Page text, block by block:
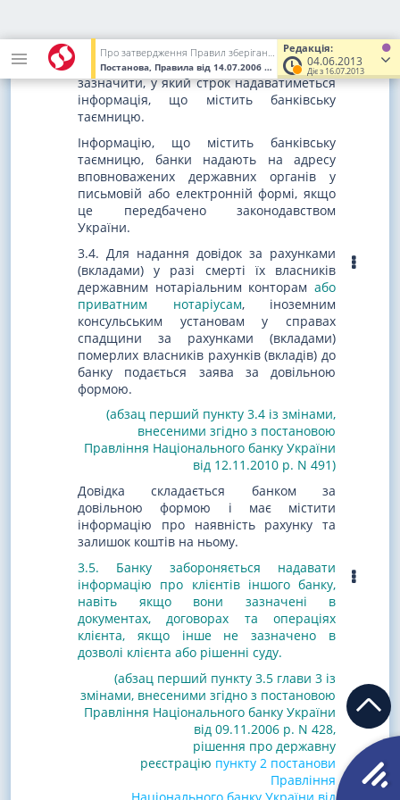
Редакція:
04.06.2013
Діє з 16.07.2013
Про затвердження Правил зберігання, захисту, використання та розкриття банківської таємниці
Постанова, Правила від 14.07.2006 № 267 (Увага! Попередня
державний орган, що звернувся з
вимогою про надання інформації, та
зазначити, у який строк надаватиметься
інформація, що містить банківську
таємницю.
Інформацію, що містить банківську
таємницю, банки надають на адресу
вповноважених державних органів у
письмовій або електронній формі, якщо
це передбачено законодавством
України.
3.4. Для надання довідок за рахунками
(вкладами) у разі смерті їх власників
державним нотаріальним конторам або
приватним нотаріусам, іноземним
консульським установам у справах
спадщини за рахунками (вкладами)
померлих власників рахунків (вкладів) до
банку подається заява за довільною
формою.
(абзац перший пункту 3.4 із змінами,
внесеними згідно з постановою
Правління Національного банку України
від 12.11.2010 р. N 491)
Довідка складається банком за
довільною формою і має містити
інформацію про наявність рахунку та
залишок коштів на ньому.
3.5.
Банку забороняється надавати
інформацію про клієнтів іншого банку,
навіть якщо вони зазначені в
документах, договорах та операціях
клієнта, якщо інше не зазначено в
дозволі клієнта або рішенні суду.
(абзац перший пункту 3.5 глави 3 із
змінами, внесеними згідно з постановою
Правління Національного банку України
від 09.11.2006 р. N 428,
рішення про державну
реєстрацію пункту 2 постанови
Правління
Національного банку України від